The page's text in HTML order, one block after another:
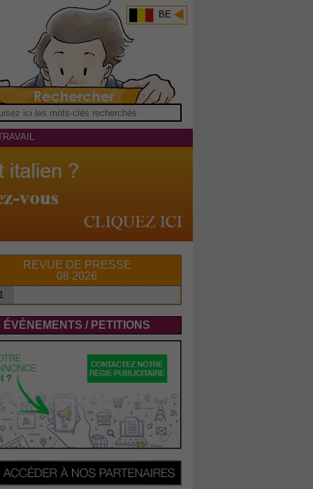
BE
REVUE DE PRESSE
08 2026
1
ÉVÉNEMENTS / PETITIONS